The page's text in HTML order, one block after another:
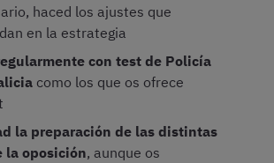
haced los ajustes que
en la estrategia
con test de Policía
como los que os ofrece
la preparación de las distintas
la oposición, aunque os